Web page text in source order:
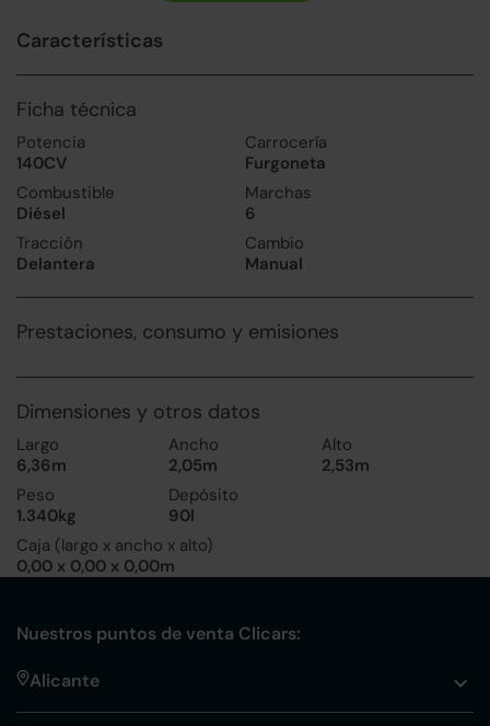
Características
Ficha técnica
Potencia
140CV
Carrocería
Furgoneta
Combustible
Diésel
Marchas
6
Tracción
Delantera
Cambio
Manual
Prestaciones, consumo y emisiones
Dimensiones y otros datos
Largo
6,36m
Ancho
2,05m
Alto
2,53m
Peso
1.340kg
Depósito
90l
Caja (largo x ancho x alto)
0,00 x 0,00 x 0,00m
Nuestros puntos de venta Clicars:
Alicante